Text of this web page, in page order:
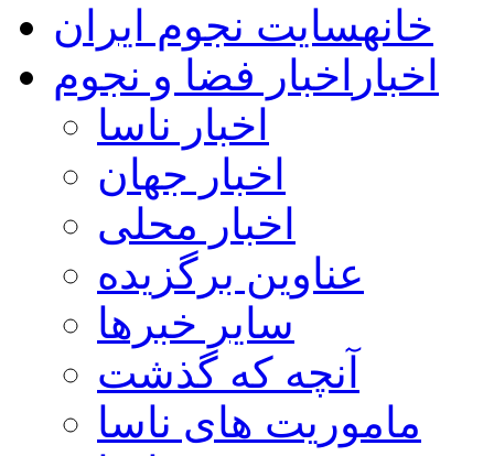
خانهسایت نجوم ایران
اخبار اخبار فضا و نجوم
اخبار ناسا
اخبار جهان
اخبار محلی
عناوین برگزیده
سایر خبرها
آنچه که گذشت
ماموریت های ناسا